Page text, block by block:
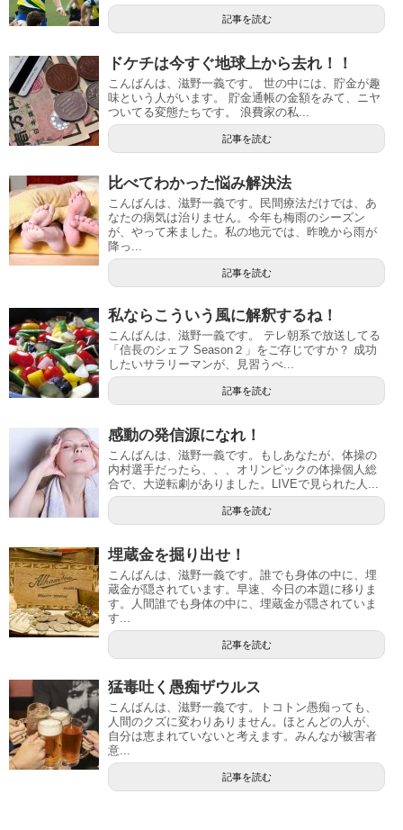
記事を読む
ドケチは今すぐ地球上から去れ！！
こんばんは、滋野一義です。 世の中には、貯金が趣
味という人がいます。 貯金通帳の金額をみて、ニヤ
ついてる変態たちです。 浪費家の私...
記事を読む
比べてわかった悩み解決法
こんばんは、滋野一義です。民間療法だけでは、あ
なたの病気は治りません。今年も梅雨のシーズン
が、やって来ました。私の地元では、昨晩から雨が
降っ...
記事を読む
私ならこういう風に解釈するね！
こんばんは、滋野一義です。 テレ朝系で放送してる
「信長のシェフ Season２」をご存じですか？ 成功
したいサラリーマンが、見習うべ...
記事を読む
感動の発信源になれ！
こんばんは、滋野一義です。もしあなたが、体操の
内村選手だったら、、、オリンピックの体操個人総
合で、大逆転劇がありました。LIVEで見られた人...
記事を読む
埋蔵金を掘り出せ！
こんばんは、滋野一義です。誰でも身体の中に、埋
蔵金が隠されています。早速、今日の本題に移りま
す。人間誰でも身体の中に、埋蔵金が隠されていま
す...
記事を読む
猛毒吐く愚痴ザウルス
こんばんは、滋野一義です。トコトン愚痴っても、
人間のクズに変わりありません。ほとんどの人が、
自分は恵まれていないと考えます。みんなが被害者
意...
記事を読む